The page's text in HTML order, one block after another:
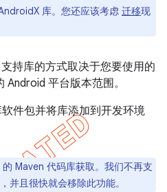
库。您还应该考虑 迁移现
持库的方式取决于您要使用的
平台版本范围。
件包并将库添加到开发环境
Maven 代码库获取。我们不再支
并且很快就会移除此功能。